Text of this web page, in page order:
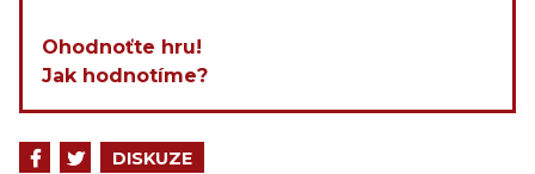
Ohodnoťte hru!
Jak hodnotíme?
DISKUZE